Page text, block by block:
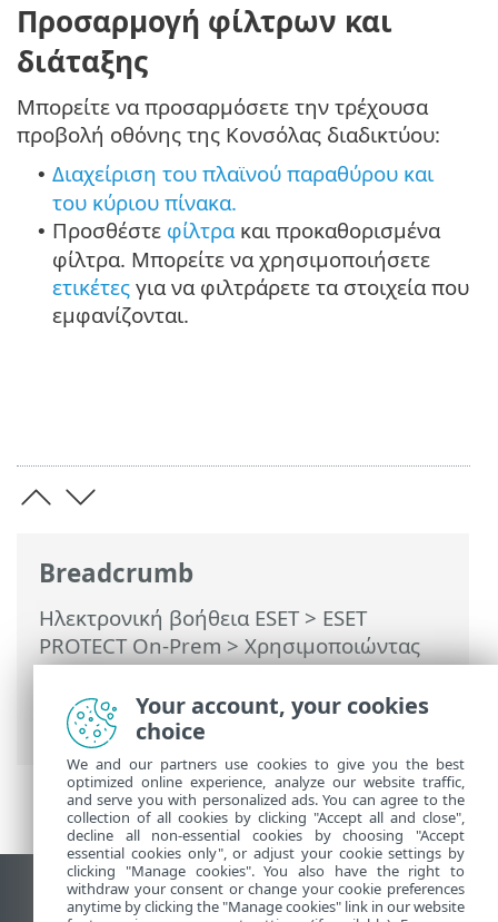
Breadcrumb
Ηλεκτρονική βοήθεια ESET> ESET
PROTECT On-Prem>Χρησιμοποιώντας
το ESET PROTECT On-Prem>ESET
PROTECT On-Prem Κύριο μενού >
Περισσότερα > Υποβληθέντα αρχεία
Προσαρμογή φίλτρων και
διάταξης
Μπορείτε να προσαρμόσετε την τρέχουσα
προβολή οθόνης της Κονσόλας διαδικτύου:
• Διαχείριση του πλαϊνού παραθύρου και
του κύριου πίνακα.
• Προσθέστε φίλτρακαι προκαθορισμένα
φίλτρα. Μπορείτε να χρησιμοποιήσετε
ετικέτες για να φιλτράρετε τα στοιχεία που
εμφανίζονται.
Προβολή ιστότοπου επιφάνειας εργασίας
Your account, your cookies
choice
We and our partners use cookies to give you the best
optimized online experience, analyze our website traffic,
and serve you with personalized ads. You can agree to the
collection of all cookies by clicking "Accept all and close",
decline all non-essential cookies by choosing "Accept
essential cookies only", or adjust your cookie settings by
clicking "Manage cookies". You also have the right to
withdraw your consent or change your cookie preferences
anytime by clicking the "Manage cookies" link in our website